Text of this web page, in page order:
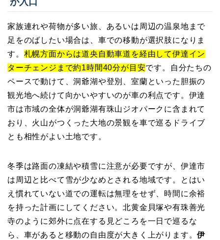
家族連れや荷物が多い旅、あるいは周辺の温泉地まで
足をのばしたい場合は、車での移動が選択肢になりま
す。 札幌方面からは道央自動車道を経由して伊達イン
ターチェンジまで約1時間40分が目安です。自分たちの
ペースで動けて、洞爺湖や登別、室蘭といった胆振の
観光地へ続けて向かいやすいのが車の利点です。伊達
市は市域の全体が洞爺湖有珠山ジオパークに含まれて
おり、火山がつくった大地の景観を車で巡るドライブ
とも相性がよい土地です。
冬季は路面の凍結や積雪に注意が必要ですが、伊達市
は周辺と比べて雪が少なめとされる地域です。とはい
え慣れていない道での運転は無理をせず、時間に余裕
を持った計画にしてください。北黄金貝塚や有珠善光
寺のように郊外に点在する見どころを一日で巡るな
ら、車があると移動の自由度が大きく上がります。伊